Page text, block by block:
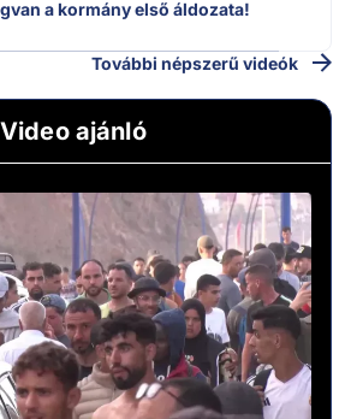
a kormány első áldozata!
További népszerű videók
ajánló